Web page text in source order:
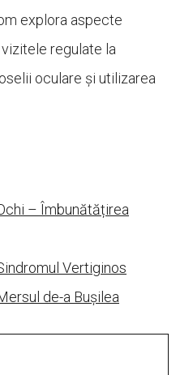
explora aspecte
regulate la
oculare și utilizarea
– Îmbunătățirea
Vertiginos
de-a Bușilea